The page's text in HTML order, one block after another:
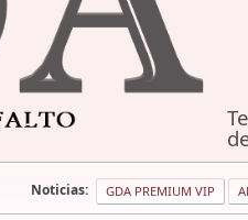
Noticias: GDA PREMIUM VIP